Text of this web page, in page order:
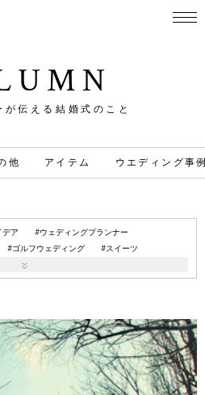
伝える結婚式のこと
他 アイテム ウエディング事
デア
ウェディングプランナー
ゴルフウェディング
スイーツ
トレンド
タバースウェディング
メタバース結婚式
新型コロナウィルス対策
映像
結婚式の知識 結婚教室
美術館
酒蔵 雨